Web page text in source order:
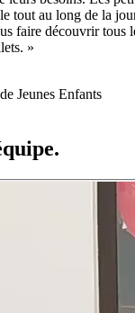
tout au long de la
faire découvrir tous
»
Jeunes Enfants